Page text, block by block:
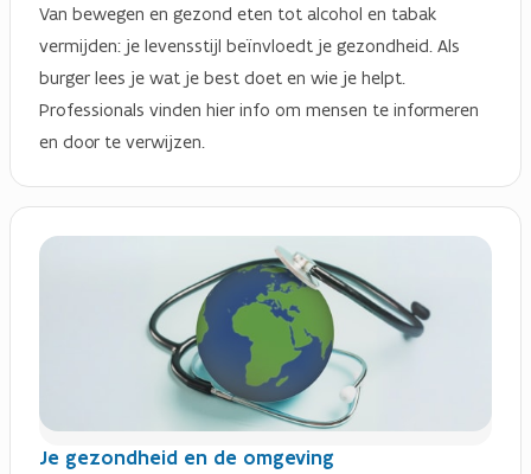
Van bewegen en gezond eten tot alcohol en tabak
vermijden: je levensstijl beïnvloedt je gezondheid. Als
burger lees je wat je best doet en wie je helpt.
Professionals vinden hier info om mensen te informeren
en door te verwijzen.
Je gezondheid en de omgeving